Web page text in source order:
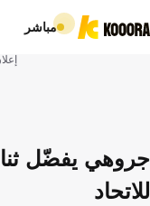
مباشر
جروهي يفضّل
للاتحاد